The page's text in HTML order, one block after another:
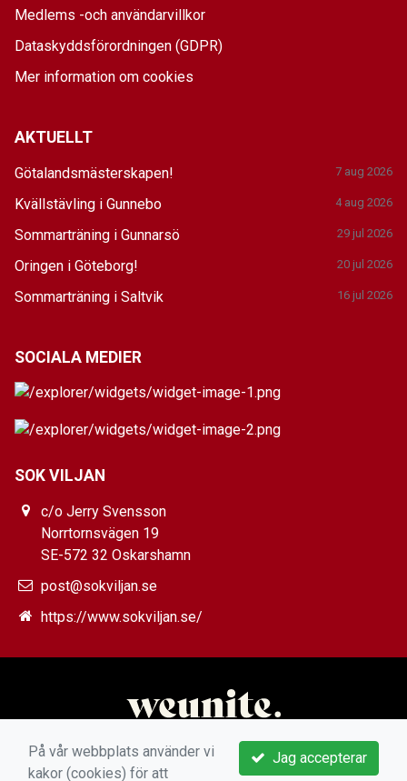
Medlems -och användarvillkor
Dataskyddsförordningen (GDPR)
Mer information om cookies
AKTUELLT
Götalandsmästerskapen! 7 aug 2026
Kvällstävling i Gunnebo 4 aug 2026
Sommarträning i Gunnarsö 29 jul 2026
Oringen i Göteborg! 20 jul 2026
Sommarträning i Saltvik 16 jul 2026
SOCIALA MEDIER
SOK VILJAN
c/o Jerry Svensson
Norrtornsvägen 19
SE-572 32 Oskarshamn
post@sokviljan.se
https://www.sokviljan.se/
Jag accepterar
På vår webbplats använder vi
kakor (cookies) för att